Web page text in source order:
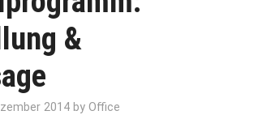
&
2014 byOffice